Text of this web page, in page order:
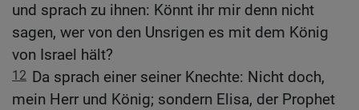
und sprach zu ihnen: Könnt ihr mir denn nicht
sagen, wer von den Unsrigen es mit dem König
von Israel hält?
12 Da sprach einer seiner Knechte: Nicht doch,
mein Herr und König; sondern Elisa, der Prophet